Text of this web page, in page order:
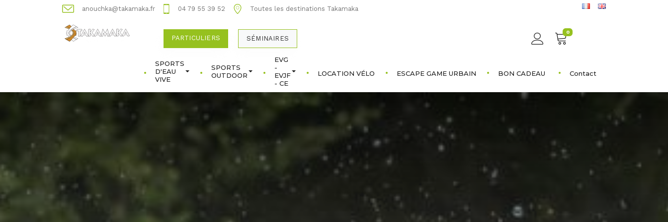
anouchka@takamaka.fr 04 79 55 39 52 Toutes les destinations Takamaka
PARTICULIERS SÉMINAIRES
0
SPORTS
D'EAU
VIVE
SPORTS
OUTDOOR
EVG
-
EVJF
- CE
LOCATION VÉLO ESCAPE GAME URBAIN BON CADEAU Contact